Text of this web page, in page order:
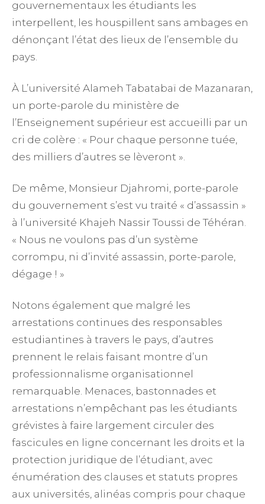
gouvernementaux les étudiants les
interpellent, les houspillent sans ambages en
dénonçant l’état des lieux de l’ensemble du
pays.
À L’université Alameh Tabatabaï de Mazanaran,
un porte-parole du ministère de
l’Enseignement supérieur est accueilli par un
cri de colère : « Pour chaque personne tuée,
des milliers d’autres se lèveront ».
De même, Monsieur Djahromi, porte-parole
du gouvernement s’est vu traité « d’assassin »
à l’université Khajeh Nassir Toussi de Téhéran.
« Nous ne voulons pas d’un système
corrompu, ni d’invité assassin, porte-parole,
dégage ! »
Notons également que malgré les
arrestations continues des responsables
estudiantines à travers le pays, d’autres
prennent le relais faisant montre d’un
professionnalisme organisationnel
remarquable. Menaces, bastonnades et
arrestations n’empêchant pas les étudiants
grévistes à faire largement circuler des
fascicules en ligne concernant les droits et la
protection juridique de l’étudiant, avec
énumération des clauses et statuts propres
aux universités, alinéas compris pour chaque